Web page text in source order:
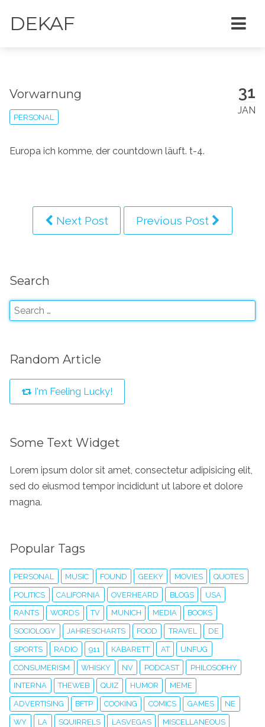
DEKAF
31
JAN
Vorwarnung
PERSONAL
Europa ich komme, der countdown läuft. t-4.
Next Post Previous Post
Search
Random Article
I'm Feeling Lucky!
Some Text Widget
Lorem ipsum dolor sit amet, consectetur adipisicing elit,
sed do eiusmod tempor incididunt ut labore et dolore
magna.
Popular Tags
PERSONAL MUSIC FOUND GEEKY MOVIES QUOTES
POLITICS CALIFORNIA OVERHEARD BLOGS USA
RANTS WORDS TV MUNICH MEDIA BOOKS
SOCIOLOGY JAHRESCHARTS FOOD TRAVEL DE
SPORTS RADIO 911 KABARETT AT UNFUG
CONSUMERISM WHISKY NV PODCAST PHILOSOPHY
INTERNA THEWEB QUIZ HUMOR MEME
ADVERTISING BFTP COOKING COMICS GAMES NE
WY LA SQUIRRELS LASVEGAS MISCELLANEOUS